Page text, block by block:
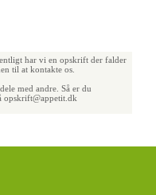
har vi en opskrift der falder
til at kontakte os.
med andre. Så er du
opskrift@appetit.dk